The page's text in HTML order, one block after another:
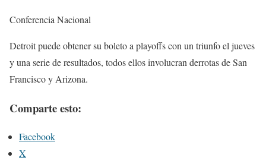
Conferencia Nacional
Detroit puede obtener su boleto a playoffs con un triunfo el jueves
y una serie de resultados, todos ellos involucran derrotas de San
Francisco y Arizona.
Comparte esto:
Facebook
X